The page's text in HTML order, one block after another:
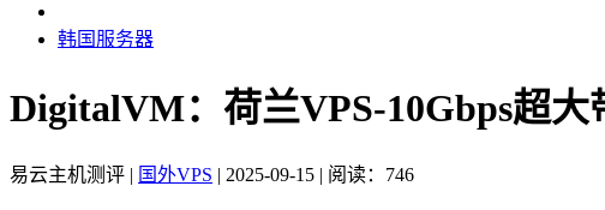
韩国服务器
DigitalVM：荷兰VPS-10Gbps超
易云主机测评 | 国外VPS | 2025-09-15 | 阅读：746